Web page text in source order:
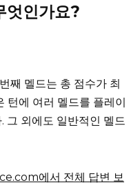
엇인가요?
째 멜드는 총 점수가 최
턴에 여러 멜드를 플레이
그 외에도 일반적인 멜드
에서 전체 답변 보